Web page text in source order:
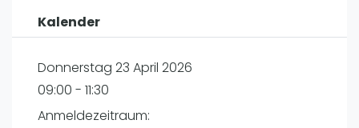
Playtomic
Ranking
Männer
Frauen
Kalender
Donnerstag 23 April 2026
09:00 - 11:30
Anmeldezeitraum: